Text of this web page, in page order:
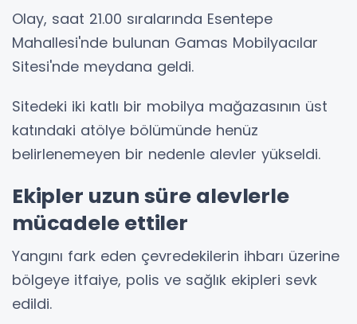
Olay, saat 21.00 sıralarında Esentepe
Mahallesi'nde bulunan Gamas Mobilyacılar
Sitesi'nde meydana geldi.
Sitedeki iki katlı bir mobilya mağazasının üst
katındaki atölye bölümünde henüz
belirlenemeyen bir nedenle alevler yükseldi.
Ekipler uzun süre alevlerle
mücadele ettiler
Yangını fark eden çevredekilerin ihbarı üzerine
bölgeye itfaiye, polis ve sağlık ekipleri sevk
edildi.